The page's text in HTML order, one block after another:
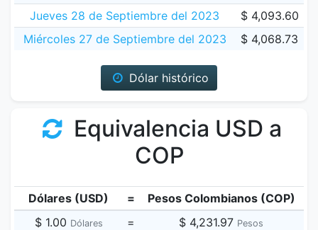
Jueves 28 de Septiembre del 2023
$ 4,093.60
Miércoles 27 de Septiembre del 2023
$ 4,068.73
Dólar histórico
Equivalencia USD a
COP
Dólares (USD) =
Pesos Colombianos (COP)
$ 1.00 Dólares = $ 4,231.97 Pesos